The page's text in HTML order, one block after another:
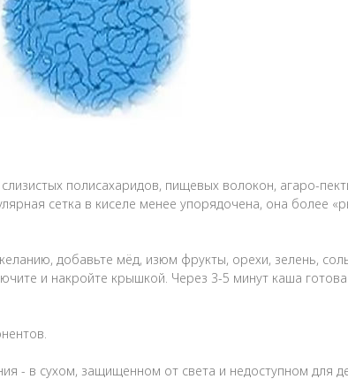
полисахаридов, пищевых волокон, агаро-
сетка в киселе менее упорядочена, она более
добавьте мёд, изюм фрукты, орехи, зелень,
и накройте крышкой. Через 3-5 минут каша готова.
- в сухом, защищенном от света и недоступном для